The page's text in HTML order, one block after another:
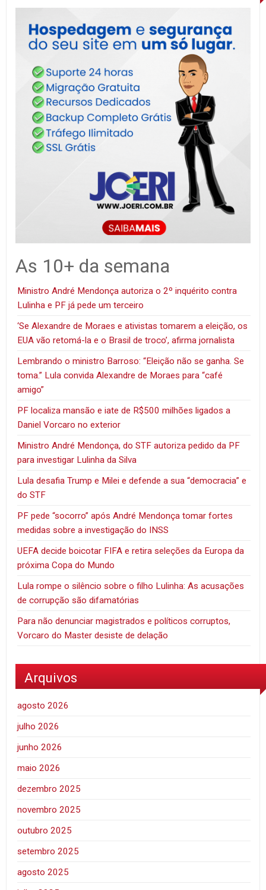
As 10+ da semana
Ministro André Mendonça autoriza o 2º inquérito contra
Lulinha e PF já pede um terceiro
‘Se Alexandre de Moraes e ativistas tomarem a eleição, os
EUA vão retomá-la e o Brasil de troco’, afirma jornalista
Lembrando o ministro Barroso: “Eleição não se ganha. Se
toma.” Lula convida Alexandre de Moraes para “café
amigo”
PF localiza mansão e iate de R$500 milhões ligados a
Daniel Vorcaro no exterior
Ministro André Mendonça, do STF autoriza pedido da PF
para investigar Lulinha da Silva
Lula desafia Trump e Milei e defende a sua “democracia” e
do STF
PF pede “socorro” após André Mendonça tomar fortes
medidas sobre a investigação do INSS
UEFA decide boicotar FIFA e retira seleções da Europa da
próxima Copa do Mundo
Lula rompe o silêncio sobre o filho Lulinha: As acusações
de corrupção são difamatórias
Para não denunciar magistrados e políticos corruptos,
Vorcaro do Master desiste de delação
Arquivos
agosto 2026
julho 2026
junho 2026
maio 2026
dezembro 2025
novembro 2025
outubro 2025
setembro 2025
agosto 2025